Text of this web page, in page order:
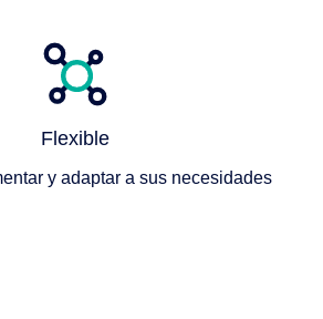
Flexible
y adaptar a sus necesidades